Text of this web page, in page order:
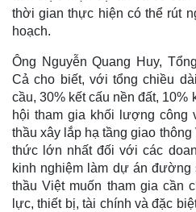
thời gian thực hiện có thể rút
hoạch.
Ông Nguyễn Quang Huy,
Cả cho biết, với tổng chiều
cầu, 30% kết cấu nền đất, 10%
hội tham gia khối lượng công
thầu xây lắp hạ tầng giao
thức lớn nhất đối với các
kinh nghiệm làm dự án đường
thầu Việt muốn tham gia cần
lực, thiết bị, tài chính và đặc